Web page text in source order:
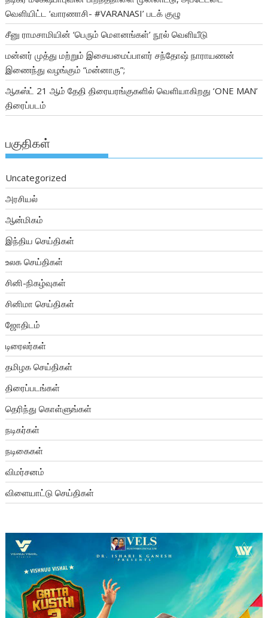
வெளியிட்ட ‘வாரணாசி- #VARANASI’ படக் குழு
சீனு ராமசாமியின் ‘பெரும் மௌனங்கள்’ நூல் வெளியீடு
மன்னர் முத்து மற்றும் இசையமைப்பாளர் சந்தோஷ் நாராயணன்
இணைந்து வழங்கும் “மன்னாரு”;
ஆகஸ்ட் 21 ஆம் தேதி திரையரங்குகளில் வெளியாகிறது ‘ONE MAN’
திரைப்படம்
பகுதிகள்
Uncategorized
அரசியல்
ஆன்மிகம்
இந்திய செய்திகள்
உலக செய்திகள்
சினி-நிகழ்வுகள்
சினிமா செய்திகள்
ஜோதிடம்
டிரைலர்கள்
தமிழக செய்திகள்
திரைப்படங்கள்
தெரிந்து கொள்ளுங்கள்
நடிகர்கள்
நடிகைகள்
விமர்சனம்
விளையாட்டு செய்திகள்